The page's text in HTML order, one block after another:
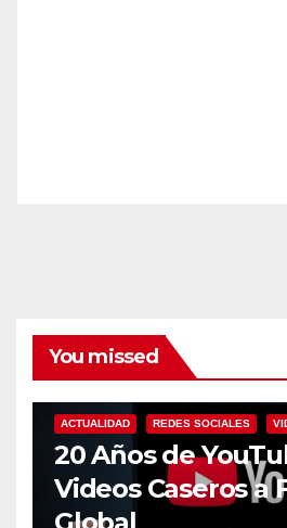
You missed
ACTUALIDAD REDES SOCIALES
20 Años de
Videos Caseros a
Global